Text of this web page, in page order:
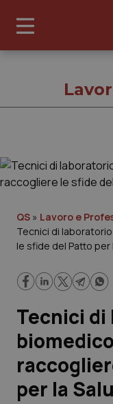
Governo e
Regioni e Asl
Lavoro e
Scienza e
Studi e Analisi
QS » Lavoro e
Tecnici di
le sfide del Patto per
Tecnici
per la